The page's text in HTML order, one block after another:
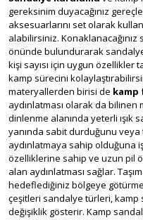
gereksinim duyacağınız
aksesuarlarını set olarak
alabilirsiniz.
önünde bulundurarak
kişi sayısı için uygun
kamp sürecini
materyallerden birisi de kamp
aydınlatması olarak da
dinlenme alanında yeterli ışık
yanında sabit durduğunu
aydınlatmaya sahip olduğuna
özelliklerine sahip ve uzun pil
alan aydınlatması sağlar.
hedeflediğiniz bölgeye
çeşitleri sandalye türleri, kamp
değişiklik gösterir. Kamp